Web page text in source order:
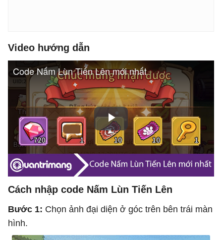
Video hướng dẫn
Cách nhập code Nấm Lùn Tiến Lên
Bước 1: Chọn ảnh đại diện ở góc trên bên trái màn
hình.